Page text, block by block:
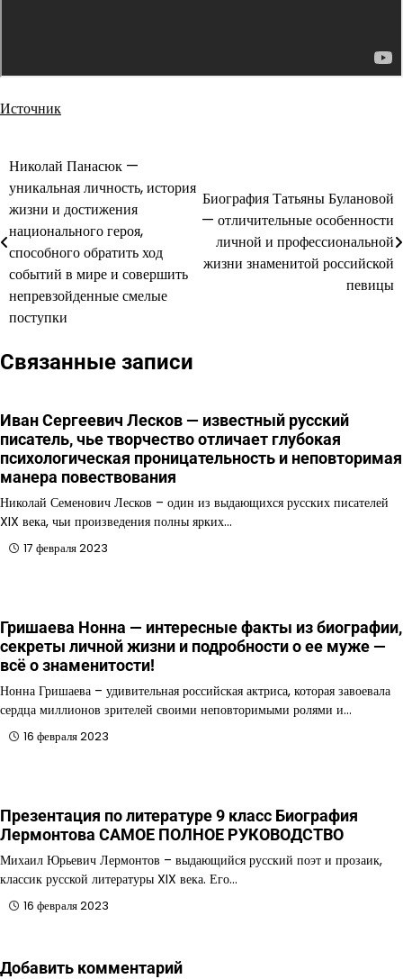
Источник
Навигация
по
записям
Николай Панасюк —
уникальная личность, история
жизни и достижения
национального героя,
способного обратить ход
событий в мире и совершить
непревзойденные смелые
поступки
Биография Татьяны Булановой
— отличительные особенности
личной и профессиональной
жизни знаменитой российской
певицы
Связанные записи
Иван Сергеевич Лесков — известный русский
писатель, чье творчество отличает глубокая
психологическая проницательность и неповторимая
манерa повествования
Николай Семенович Лесков – один из выдающихся русских писателей
XIX века, чьи произведения полны ярких…
17 февраля 2023
Гришаева Нонна — интересные факты из биографии,
секреты личной жизни и подробности о ее муже —
всё о знаменитости!
Нонна Гришаева – удивительная российская актриса, которая завоевала
сердца миллионов зрителей своими неповторимыми ролями и…
16 февраля 2023
Презентация по литературе 9 класс Биография
Лермонтова САМОЕ ПОЛНОЕ РУКОВОДСТВО
Михаил Юрьевич Лермонтов – выдающийся русский поэт и прозаик,
классик русской литературы XIX века. Его…
16 февраля 2023
Добавить комментарий